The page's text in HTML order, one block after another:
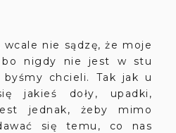
nie sądzę, że moje
bo nigdy nie jest w stu
chcieli. Tak jak u
jakieś doły, upadki,
jednak, żeby mimo
się temu, co nas